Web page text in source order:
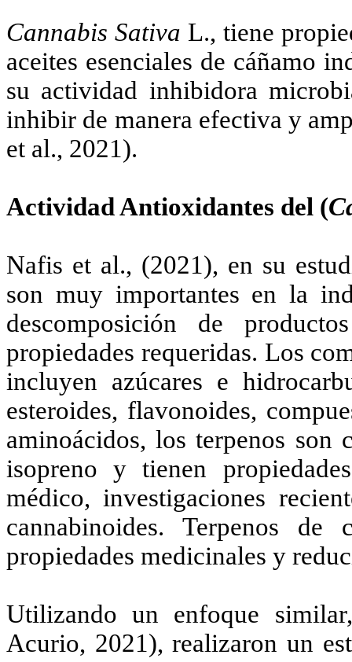
Cannabis Sativa L., tiene
aceites esenciales de cáñamo
su actividad inhibidora
inhibir de manera efectiva y
et al., 2021).
Actividad Antioxidantes del (
Nafis et al., (2021), en su
son muy importantes en la
descomposición de
propiedades requeridas. Los
incluyen azúcares e
esteroides, flavonoides,
aminoácidos, los terpenos son
isopreno y tienen
médico, investigaciones
cannabinoides. Terpenos de
propiedades medicinales y
Utilizando un enfoque
Acurio, 2021), realizaron un